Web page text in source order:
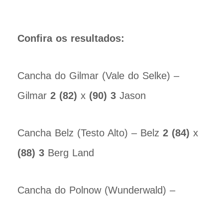
Confira os resultados:
Cancha do Gilmar (Vale do Selke) –
Gilmar 2 (82) x (90) 3 Jason
Cancha Belz (Testo Alto) – Belz 2 (84) x
(88) 3 Berg Land
Cancha do Polnow (Wunderwald) –